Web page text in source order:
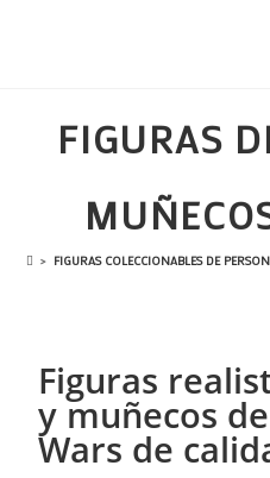
FIGURAS
> FIGURAS COLECCIONABLES DE
Figuras
y muñecos
Wars de